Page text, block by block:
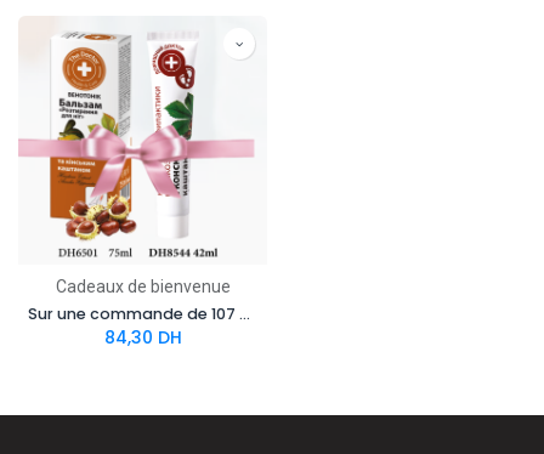
Cadeaux de bienvenue
Sur une commande de 107 points pack Cadeau de bienvenue 3 (DH6501+DH8544) à 59 DH
84,30 DH